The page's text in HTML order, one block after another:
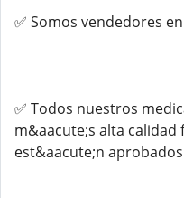
✅ Somos vendedores
✅ Todos nuestros
m&aacute;s alta
est&aacute;n